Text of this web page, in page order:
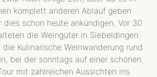
komplett anderen Ablauf geben
schon heute ankündigen. Vor 30
die Weingüter in Siebeldingen
Kulinarische Weinwanderung rund
bei der sonntags auf einer schönen
mit zahlreichen Aussichten ins